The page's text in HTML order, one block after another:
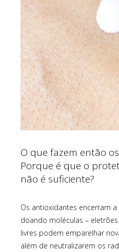
O que fazem então
Porque é que o
não é suficiente?
Os antioxidantes encerram
doando moléculas –
livres podem emparelhar
além de neutralizarem os